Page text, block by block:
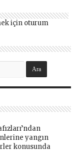
için oturum
yangın
konusunda